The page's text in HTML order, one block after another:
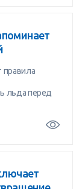
правила
льда перед